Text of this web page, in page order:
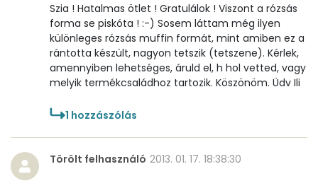
B6 vitamin:
0 mg
B12 Vitamin:
1 micro
E vitamin:
D vitamin:
70 micro
Szia ! Hatalmas ötlet ! Gratulálok ! Viszont a rózsás
forma se piskóta ! :-) Sosem láttam még ilyen
különleges rózsás muffin formát, mint amiben ez a
rántotta készült, nagyon tetszik (tetszene). Kérlek,
amennyiben lehetséges, áruld el, h hol vetted, vagy
melyik termékcsaládhoz tartozik. Köszönöm. Üdv Ili
1 hozzászólás
Törölt felhasználó 2013. 01. 17. 18:38:30